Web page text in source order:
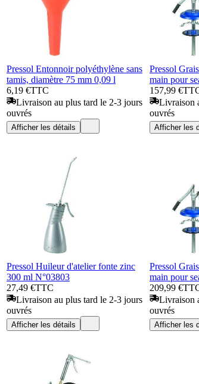
Pressol Entonnoir polyéthylène sans
tamis, diamètre 75 mm 0,09 l
6,19 €TTC
Livraison au plus tard le 2-3 jours
ouvrés
Afficher les détails
Pressol
main pour
157,99 €
Livraison
ouvrés
Afficher les
Pressol Huileur d'atelier fonte zinc
300 ml N°03803
27,49 €TTC
Livraison au plus tard le 2-3 jours
ouvrés
Afficher les détails
Pressol
main pour
209,99 €
Livraison
ouvrés
Afficher les